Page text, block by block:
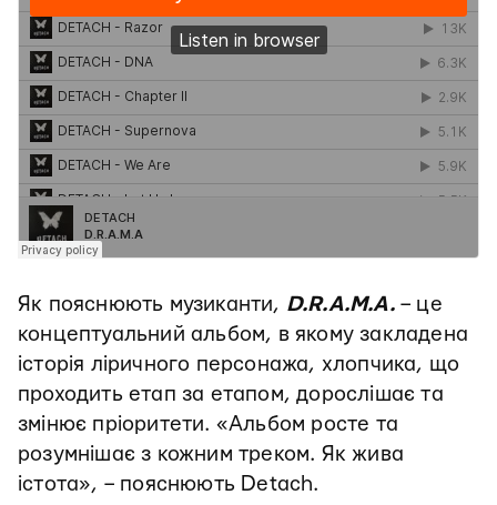
Як пояснюють музиканти, D.R.A.M.A.– це
концептуальний альбом, в якому закладена
історія ліричного персонажа, хлопчика, що
проходить етап за етапом, дорослішає та
змінює пріоритети. «Альбом росте та
розумнішає з кожним треком. Як жива
істота», – пояснюють Detach.